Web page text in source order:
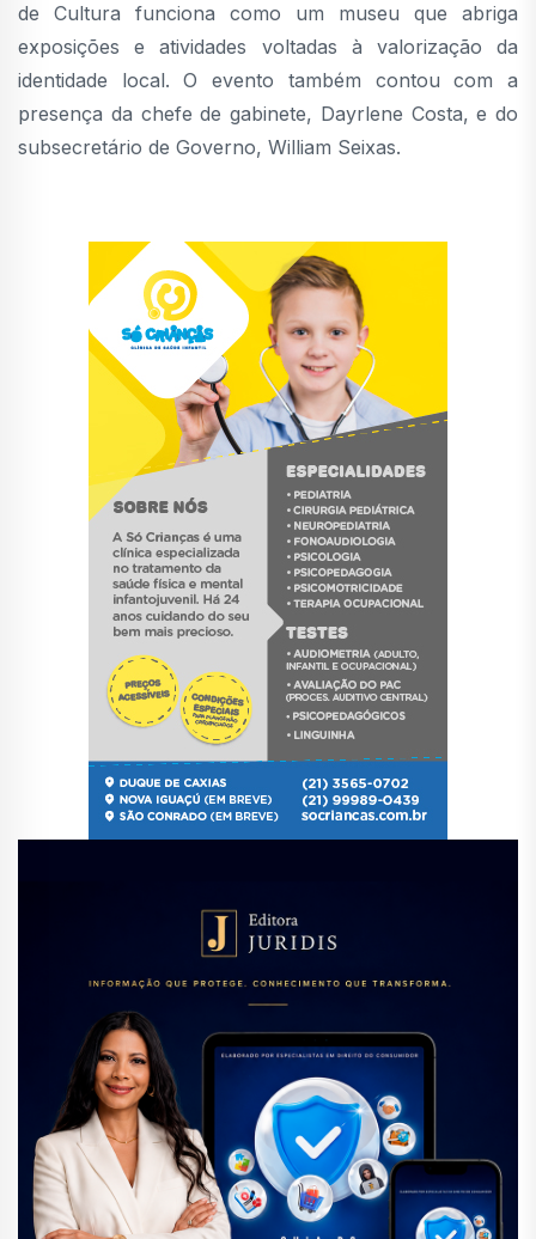
de Cultura funciona como um museu que abriga
exposições e atividades voltadas à valorização da
identidade local. O evento também contou com a
presença da chefe de gabinete, Dayrlene Costa, e do
subsecretário de Governo, William Seixas.